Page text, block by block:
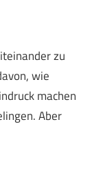
zu
wie
machen
Aber